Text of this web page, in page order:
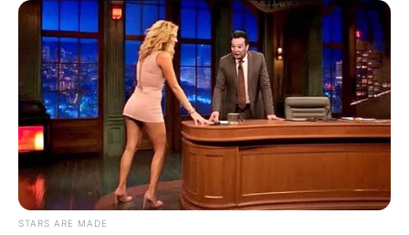
STARS ARE MADE